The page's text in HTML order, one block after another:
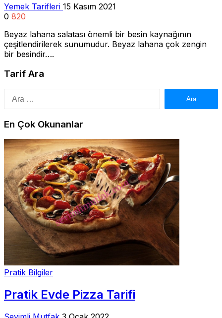
Yemek Tarifleri 15 Kasım 2021
0 820
Beyaz lahana salatası önemli bir besin kaynağının
çeşitlendirilerek sunumudur. Beyaz lahana çok zengin
bir besindir….
Tarif Ara
En Çok Okunanlar
Pratik Bilgiler
Pratik Evde Pizza Tarifi